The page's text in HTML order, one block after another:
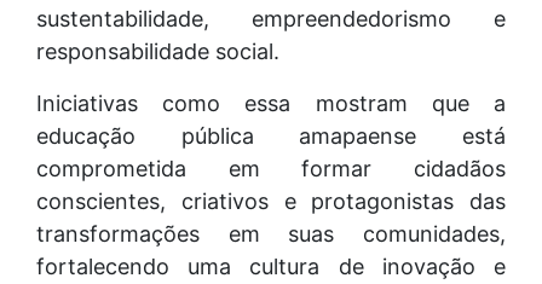
sustentabilidade, empreendedorismo e
responsabilidade social.
Iniciativas como essa mostram que a
educação pública amapaense está
comprometida em formar cidadãos
conscientes, criativos e protagonistas das
transformações em suas comunidades,
fortalecendo uma cultura de inovação e